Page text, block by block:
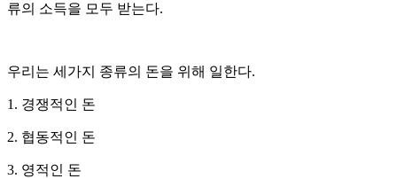
류의 소득을 모두 받는다.
우리는 세가지 종류의 돈을 위해 일한다.
1. 경쟁적인 돈
2. 협동적인 돈
3. 영적인 돈